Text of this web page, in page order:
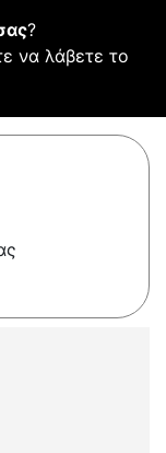
?
να λάβετε το